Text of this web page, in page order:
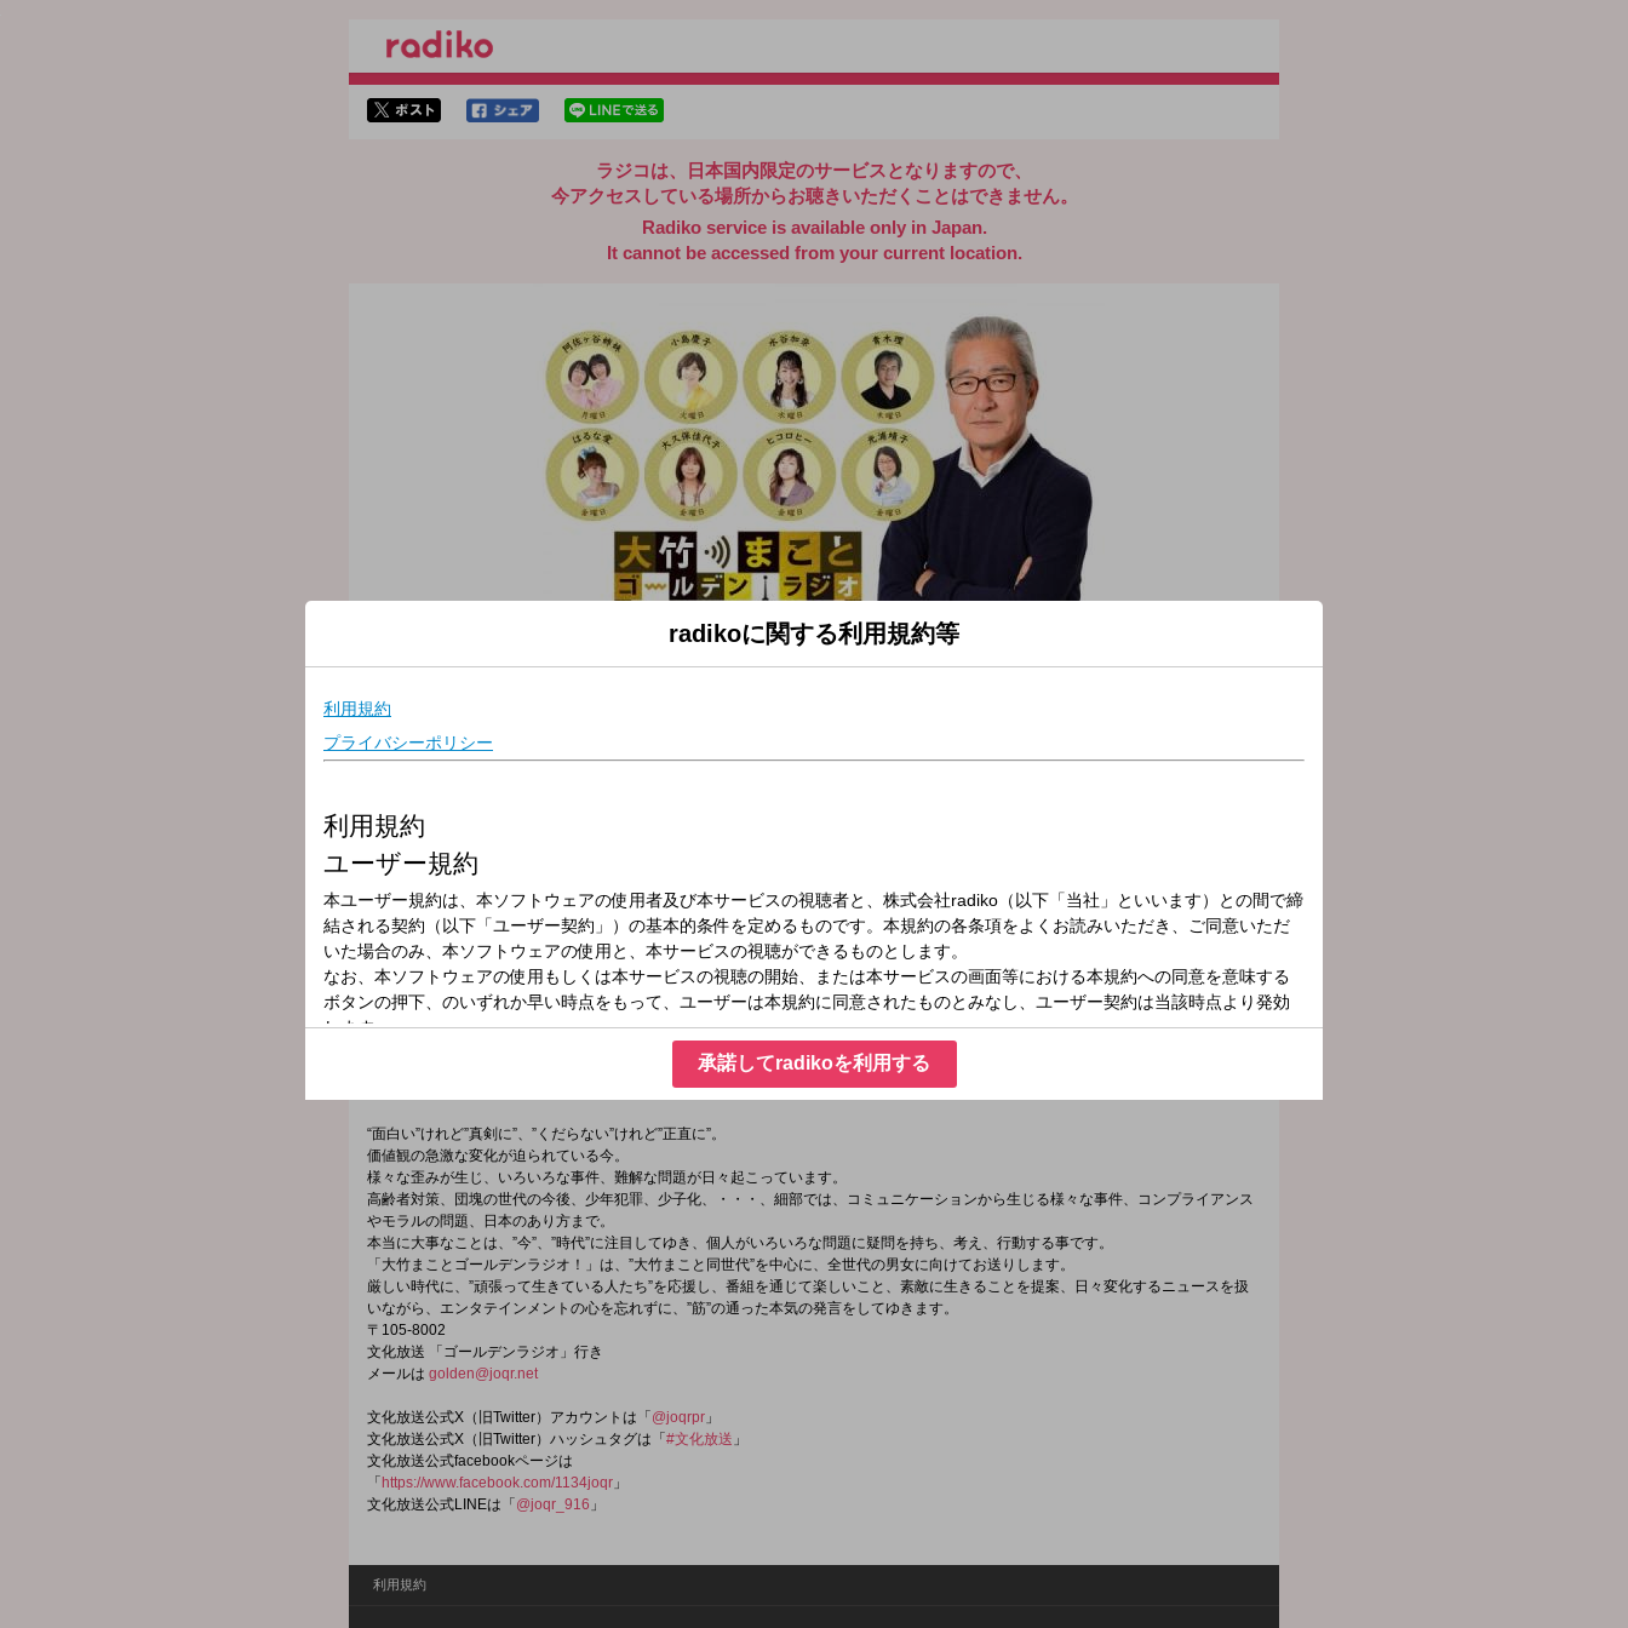
ラジコは、日本国内限定のサービスとなりますので、
今アクセスしている場所からお聴きいただくことはできません。
Radiko service is available only in Japan.
It cannot be accessed from your current location.
番組名
大竹まこと ゴールデンラジオ！ 13時～14時
【パートナー】
青木理
【もっと言いたい放題】
タブレット純
【メインディッシュ】
西上いつき（銚子電鉄）
【交遊録】
週替わり
番組メールフォーム：
https://form.run/@golden
https://twitter.com/1134golden」
https://www.facebook.com/1134golden/」
“面白い”けれど”真剣に”、”くだらない”けれど”正直に”。
価値観の急激な変化が迫られている今。
様々な歪みが生じ、いろいろな事件、難解な問題が日々起こっています。
高齢者対策、団塊の世代の今後、少年犯罪、少子化、・・・、細部では、コミュニケーションから生じる様々な事件、コンプライアンス
やモラルの問題、日本のあり方まで。
本当に大事なことは、”今”、”時代”に注目してゆき、個人がいろいろな問題に疑問を持ち、考え、行動する事です。
「大竹まことゴールデンラジオ！」は、”大竹まこと同世代”を中心に、全世代の男女に向けてお送りします。
厳しい時代に、”頑張って生きている人たち”を応援し、番組を通じて楽しいこと、素敵に生きることを提案、日々変化するニュースを扱
いながら、エンタテインメントの心を忘れずに、”筋”の通った本気の発言をしてゆきます。
〒105-8002
文化放送 「ゴールデンラジオ」行き
メールは golden@joqr.net
文化放送公式X（旧Twitter）アカウントは「 @joqrpr 」
文化放送公式X（旧Twitter）ハッシュタグは「 #文化放送 」
文化放送公式facebookページは
「 https://www.facebook.com/1134joqr 」
文化放送公式LINEは「 @joqr_916 」
利用規約
radikoに関する利用規約等
承諾してradikoを利用する